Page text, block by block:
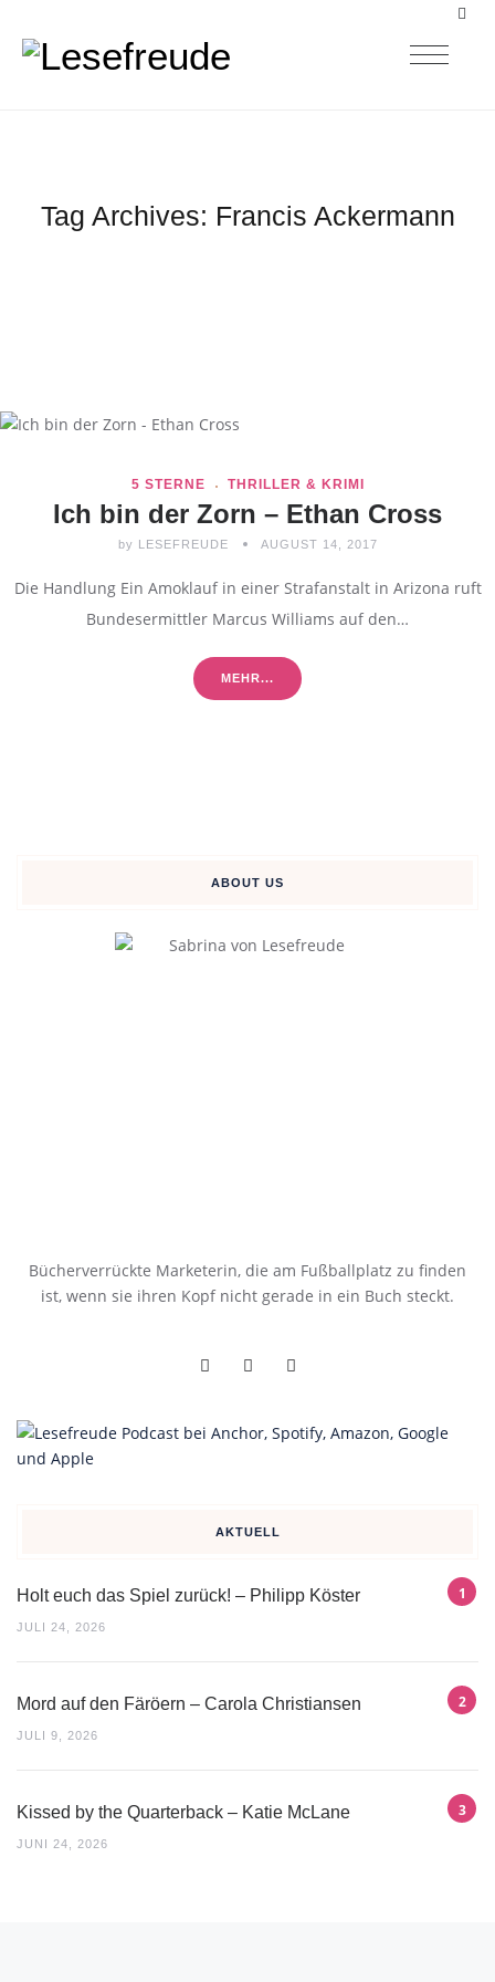
Tag Archives: Francis Ackermann
5 STERNE THRILLER & KRIMI
Ich bin der Zorn – Ethan Cross
by LESEFREUDE AUGUST 14, 2017
Die Handlung Ein Amoklauf in einer Strafanstalt in Arizona ruft
Bundesermittler Marcus Williams auf den…
MEHR...
ABOUT US
Bücherverrückte Marketerin, die am Fußballplatz zu finden
ist, wenn sie ihren Kopf nicht gerade in ein Buch steckt.
AKTUELL
Holt euch das Spiel zurück! – Philipp Köster
JULI 24, 2026
Mord auf den Färöern – Carola Christiansen
JULI 9, 2026
Kissed by the Quarterback – Katie McLane
JUNI 24, 2026